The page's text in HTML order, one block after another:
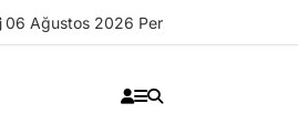
06 Ağustos 2026 Per